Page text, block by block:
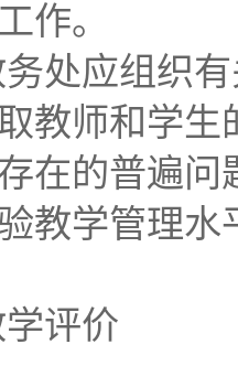
作。
处应组织
教师和学
在的普遍
教学管理水
评价